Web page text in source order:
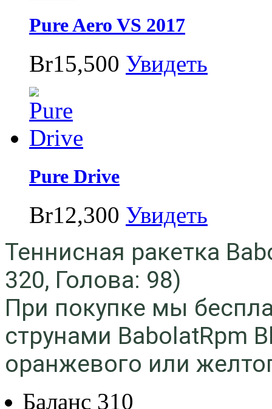
Pure Aero VS 2017
Br15,500 Увидеть
Pure Drive
Br12,300 Увидеть
Теннисная ракетка
320, Голова: 98)
При покупке мы
струнами BabolatRpm
оранжевого или
Баланс 310